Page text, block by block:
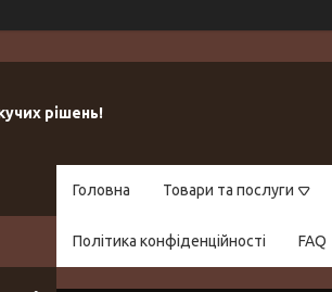
рішень!
Головна Товари та послуги
Політика конфіденційності FAQ